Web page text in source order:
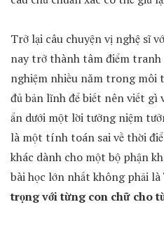
Trở lại câu chuyện vị nghệ sĩ
nay trở thành tâm điểm
nghiệm nhiều năm trong
đủ bản lĩnh để biết nên viết gì
ẩn dưới một lời tưởng niệm
là một tính toán sai về thời
khác dành cho một bộ phận
bài học lớn nhất không phải là
trọng với từng con chữ cho